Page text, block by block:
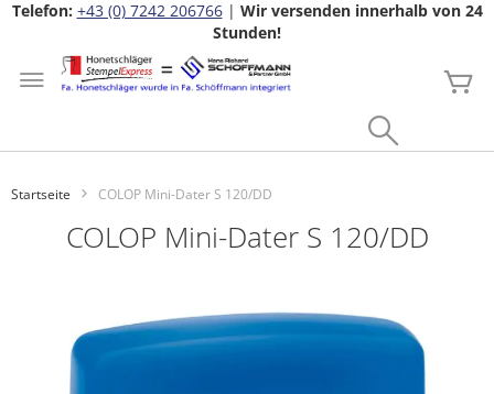
Telefon: +43 (0) 7242 206766| Wir versenden innerhalb von 24
Stunden!
Zum
Inhalt
springen
Startseite COLOP Mini-Dater S 120/DD
COLOP Mini-Dater S 120/DD
Bildgalerie